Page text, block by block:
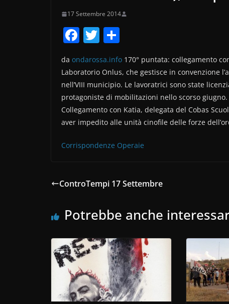
17 Settembre 2014
F
a
c
e
b
o
o
k
T
w
itt
er
n
di
vi
di
da ondarossa.info 170° puntata: collegamento
Laboratorio Onlus, che gestisce in convenzione
nell’VIII municipio. Le lavoratrici sono state
protagoniste di mobilitazioni nello scorso giugno.
Collegamento con Katia, delegata del Cobas
aver impedito alle unità cinofile delle forze
Corrispondenze Operaie
ControTempi 17 Settembre
Potrebbe anche